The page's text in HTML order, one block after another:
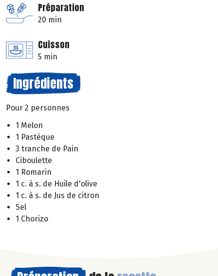
Préparation
20 min
Cuisson
5 min
Ingrédients
Pour 2 personnes
1 Melon
1 Pastèque
3 tranche de Pain
Ciboulette
1 Romarin
1 c. à s. de Huile d'olive
1 c. à s. de Jus de citron
Sel
1 Chorizo